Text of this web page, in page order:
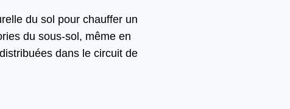
du sol pour chauffer un
du sous-sol, même en
dans le circuit de